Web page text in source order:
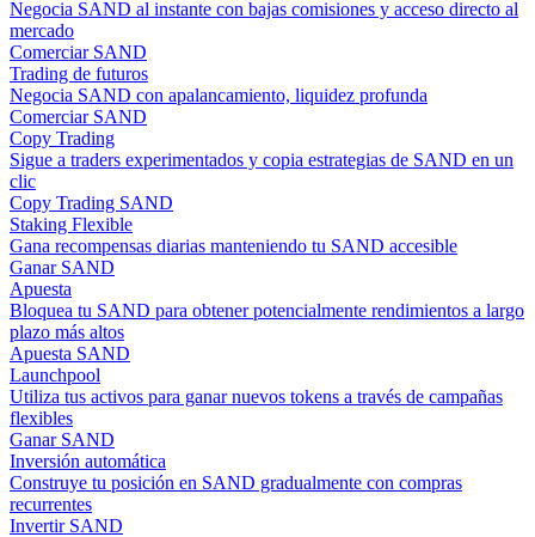
Negocia SAND al instante con bajas comisiones y acceso directo al
mercado
Comerciar SAND
Trading de futuros
Negocia SAND con apalancamiento, liquidez profunda
Comerciar SAND
Copy Trading
Sigue a traders experimentados y copia estrategias de SAND en un
clic
Copy Trading SAND
Staking Flexible
Gana recompensas diarias manteniendo tu SAND accesible
Ganar SAND
Apuesta
Bloquea tu SAND para obtener potencialmente rendimientos a largo
plazo más altos
Apuesta SAND
Launchpool
Utiliza tus activos para ganar nuevos tokens a través de campañas
flexibles
Ganar SAND
Inversión automática
Construye tu posición en SAND gradualmente con compras
recurrentes
Invertir SAND